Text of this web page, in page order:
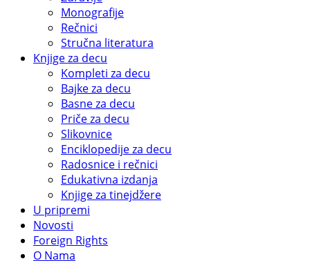
Monografije
Rečnici
Stručna literatura
Knjige za decu
Kompleti za decu
Bajke za decu
Basne za decu
Priče za decu
Slikovnice
Enciklopedije za decu
Radosnice i rečnici
Edukativna izdanja
Knjige za tinejdžere
U pripremi
Novosti
Foreign Rights
O Nama